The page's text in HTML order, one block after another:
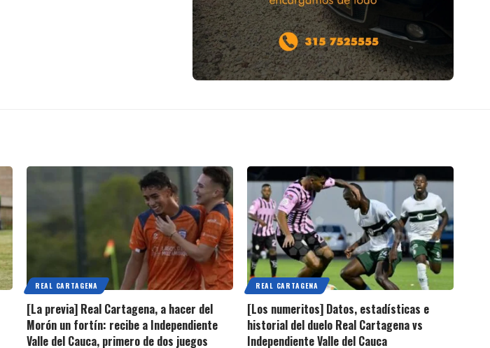
REAL CARTAGENA
[La previa] Real Cartagena, a hacer del
Morón un fortín: recibe a Independiente
Valle del Cauca, primero de dos juegos
REAL CARTAGENA
[Los numeritos] Datos, estadísticas e
historial del duelo Real Cartagena vs
Independiente Valle del Cauca